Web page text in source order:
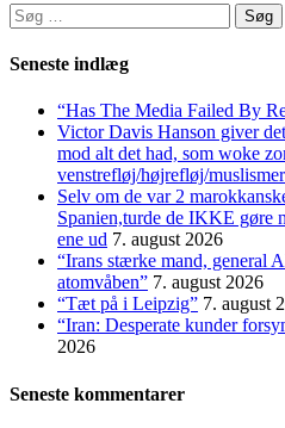
Søg
efter:
Seneste indlæg
“Has The Media Failed By
Victor Davis Hanson giver
mod alt det had, som woke
venstrefløj/højrefløj/
Selv om de var 2
Spanien,turde de IKKE gøre
ene ud 7. august 2026
“Irans stærke mand, general
atomvåben” 7. august 2026
“Tæt på i Leipzig” 7. august
“Iran: Desperate kunder
2026
Seneste kommentarer